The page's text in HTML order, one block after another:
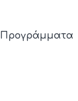
Προγράμματα